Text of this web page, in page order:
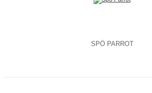
SPÖ PARROT